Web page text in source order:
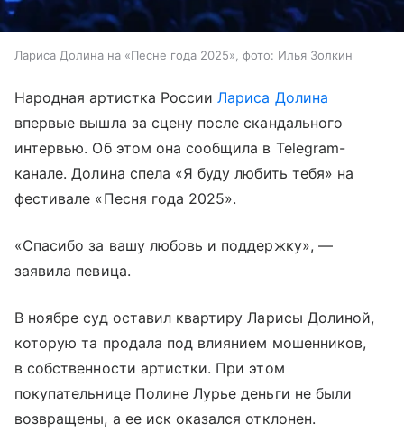
Лариса Долина на «Песне года 2025», фото: Илья Золкин
Народная артистка РоссииЛариса Долина
впервые вышла за сцену после скандального
интервью. Об этом она сообщила в Telegram-
канале. Долина спела «Я буду любить тебя» на
фестивале «Песня года 2025».
«Спасибо за вашу любовь и поддержку», —
заявила певица.
В ноябре суд оставил квартиру Ларисы Долиной,
которую та продала под влиянием мошенников,
в собственности артистки. При этом
покупательнице Полине Лурье деньги не были
возвращены, а ее иск оказался отклонен.